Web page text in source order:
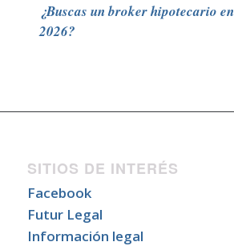
¿Buscas un broker hipotecario en
2026?
SITIOS DE INTERÉS
Facebook
Futur Legal
Información legal